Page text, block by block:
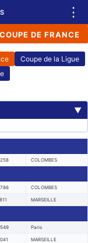
⋮
DE FRANCE
Coupe de la Ligue
▼
COLOMBES
COLOMBES
MARSEILLE
Paris
MARSEILLE